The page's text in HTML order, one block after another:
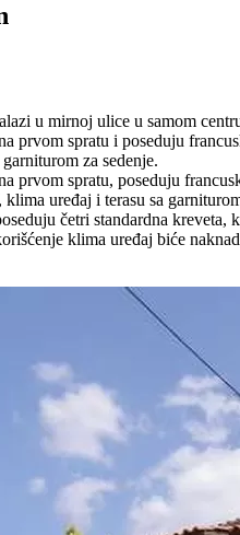
u mirnoj ulice u samom
prvom spratu i poseduju
za sedenje.
prvom spratu, poseduju
uređaj i terasu sa
četri standardna
klima uređaj biće